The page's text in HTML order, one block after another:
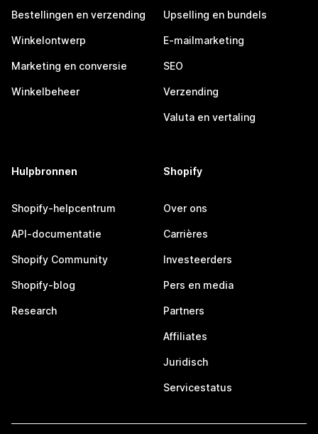
Bestellingen en verzending
Winkelontwerp
Marketing en conversie
Winkelbeheer
Upselling en bundels
E-mailmarketing
SEO
Verzending
Valuta en vertaling
Hulpbronnen
Shopify-helpcentrum
API-documentatie
Shopify Community
Shopify-blog
Research
Shopify
Over ons
Carrières
Investeerders
Pers en media
Partners
Affiliates
Juridisch
Servicestatus